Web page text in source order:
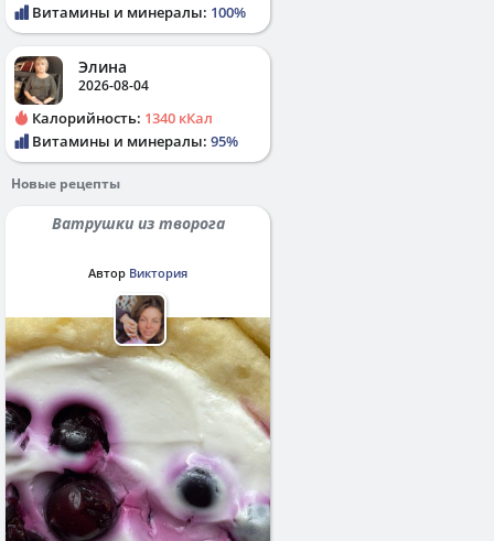
Витамины и минералы: 100%
Элина
2026-08-04
Калорийность: 1340 кКал
Витамины и минералы: 95%
Новые рецепты
Ватрушки из творога
Автор Виктория